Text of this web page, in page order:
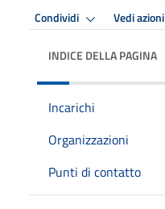
Condividi Vedi azioni
INDICE DELLA PAGINA
Incarichi
Organizzazioni
Punti di contatto